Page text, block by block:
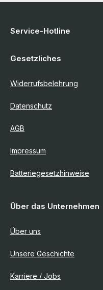
Service-Hotline
Gesetzliches
Widerrufsbelehrung
Datenschutz
AGB
Impressum
Batteriegesetzhinweise
Über das Unternehmen
Über uns
Unsere Geschichte
Karriere / Jobs